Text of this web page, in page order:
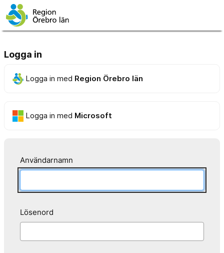
Logga in
Logga in med Region Örebro län
Logga in med Microsoft
Användarnamn
Lösenord